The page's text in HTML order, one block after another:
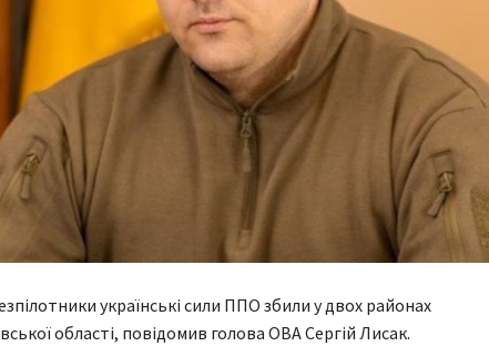
українські сили ППО збили у двох районах
області, повідомив голова ОВА Сергій Лисак.